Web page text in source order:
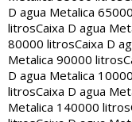
D agua Metalica
litrosCaixa D agua
80000 litrosCaixa D
Metalica 90000 litros
D agua Metalica
litrosCaixa D agua
Metalica 140000 litros